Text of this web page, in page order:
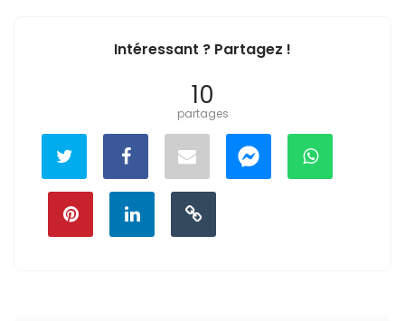
Intéressant ? Partagez !
10
partages